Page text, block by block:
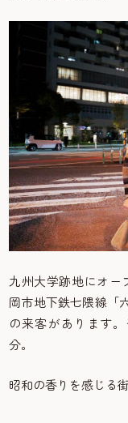
九州大学跡地にオー
岡市地下鉄七隈線「
の来客があります
分。
昭和の香りを感じる